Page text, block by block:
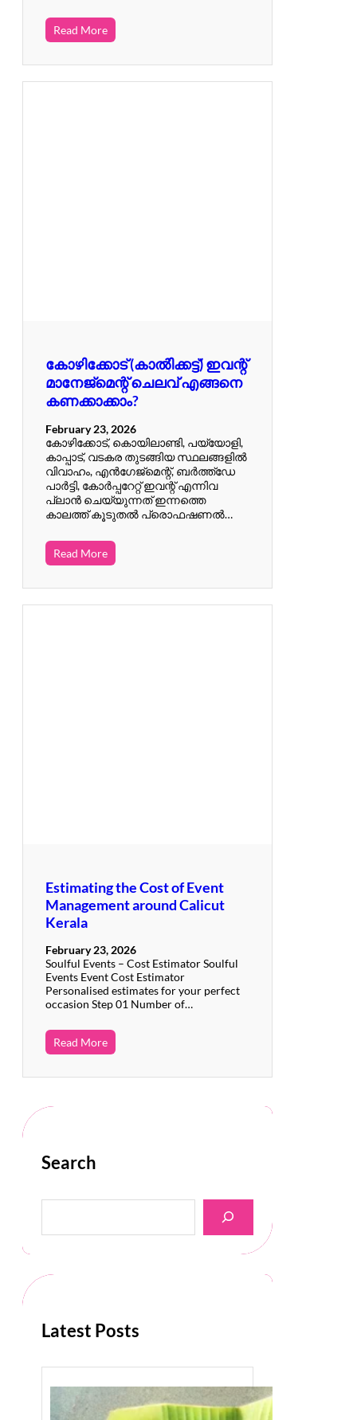
Read More
കോഴിക്കോട് (കാൽിക്കട്ട്) ഇവന്റ്
മാനേജ്മെന്റ് ചെലവ് എങ്ങനെ
കണക്കാക്കാം?
February 23, 2026
കോഴിക്കോട്, കൊയിലാണ്ടി, പയ്യോളി,
കാപ്പാട്, വടകര തുടങ്ങിയ സ്ഥലങ്ങളിൽ
വിവാഹം, എൻഗേജ്മെന്റ്, ബർത്ത്ഡേ
പാർട്ടി, കോർപ്പറേറ്റ് ഇവന്റ് എന്നിവ
പ്ലാൻ ചെയ്യുന്നത് ഇന്നത്തെ
കാലത്ത് കൂടുതൽ പ്രൊഫഷണൽ…
Read More
Estimating the Cost of Event
Management around Calicut
Kerala
February 23, 2026
Soulful Events – Cost Estimator Soulful
Events Event Cost Estimator
Personalised estimates for your perfect
occasion Step 01 Number of…
Read More
Search
a
h
Latest Posts